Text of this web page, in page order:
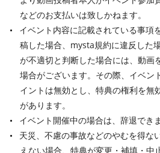
などのお支払いは致しかねます。
イベント内容に記載されている事項
稿した場合、mysta規約に違反した
が不適切と判断した場合には、動画
場合がございます。その際、イベン
イントは無効とし、特典の権利を無
があります。
イベント開催中の場合は、辞退でき
天災、不慮の事故などのやむを得な
えない場合、特典が変更・補填・中